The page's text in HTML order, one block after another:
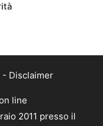
- Disclaimer
line
2011 presso il